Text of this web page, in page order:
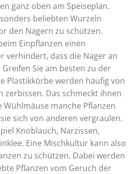
ganz oben am Speiseplan.
beliebten Wurzeln
den Nagern zu schützen.
Einpflanzen einen
verhindert, dass die Nager an
Sie am besten zu der
Plastikkörbe werden häufig von
zerbissen. Das schmeckt ihnen
manche Pflanzen
sich von anderen vergraulen.
Knoblauch, Narzissen,
Eine Mischkultur kann also
zu schützen. Dabei werden
Pflanzen vom Geruch der